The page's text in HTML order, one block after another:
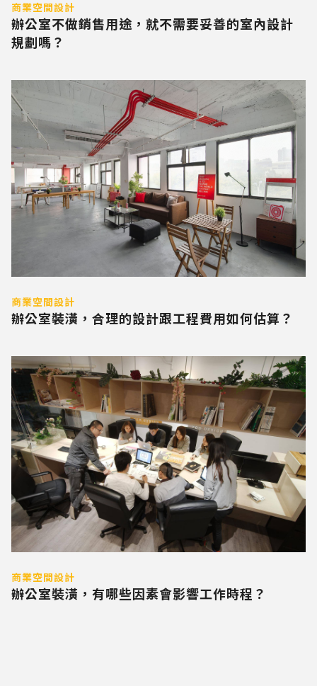
商業空間設計
辦公室不做銷售用途，就不需要妥善的室內設計
規劃嗎？
商業空間設計
辦公室裝潢，合理的設計跟工程費用如何估算？
商業空間設計
辦公室裝潢，有哪些因素會影響工作時程？